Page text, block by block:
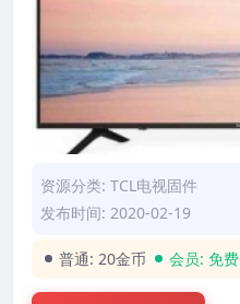
资源分类: TCL电视固件
发布时间: 2020-02-19
普通: 20金币 会员: 免费